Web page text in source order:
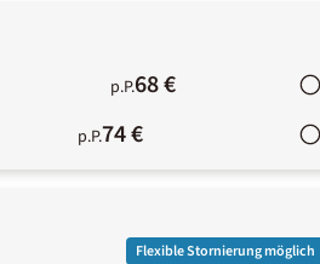
p.P.68 €
p.P.74 €
Flexible Stornierung möglich